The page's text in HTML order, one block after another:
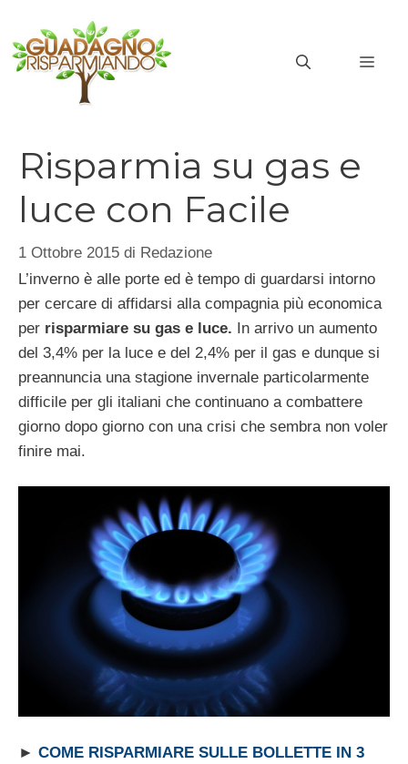
contenuto
Risparmia su gas e
luce con Facile
1 Ottobre 2015 di Redazione
L’inverno è alle porte ed è tempo di guardarsi intorno
per cercare di affidarsi alla compagnia più economica
per risparmiare su gas e luce. In arrivo un aumento
del 3,4% per la luce e del 2,4% per il gas e dunque si
preannuncia una stagione invernale particolarmente
difficile per gli italiani che continuano a combattere
giorno dopo giorno con una crisi che sembra non voler
finire mai.
► COME RISPARMIARE SULLE BOLLETTE IN 3